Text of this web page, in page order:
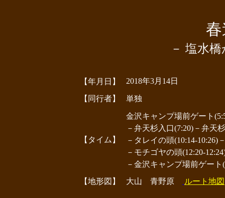
－ 塩水
【年月日】 2018年3月14日
【同行者】 単独
【タイム】
金沢キャンプ場前ゲート
－弁天杉入口(7:20)－弁天
－タレイの頭(10:14-10:26)
－モチゴヤの頭(12:20-
－金沢キャンプ場前ゲート
【地形図】
大山 青野原 ルート地図